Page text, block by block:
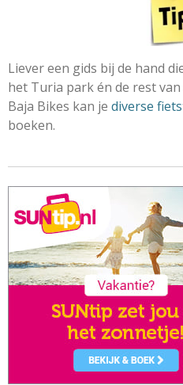
Liever een gids bij de hand
het Turia park én de rest
Baja Bikes kan je diverse
boeken.